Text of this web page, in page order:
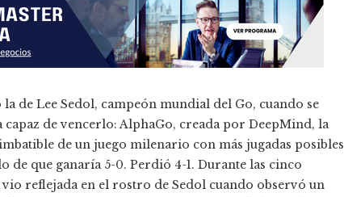
de Lee Sedol, campeón mundial del Go, cuando se
de vencerlo: AlphaGo, creada por DeepMind, la
de un juego milenario con más jugadas posibles
de que ganaría 5-0. Perdió 4-1. Durante las cinco
reflejada en el rostro de Sedol cuando observó un